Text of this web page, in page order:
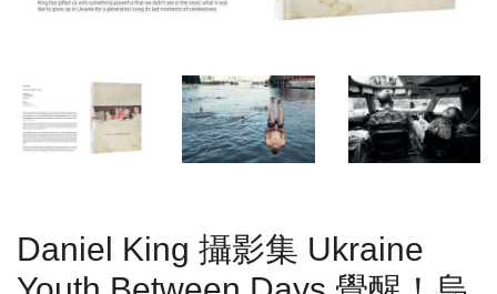
Daniel King 攝影集 Ukraine